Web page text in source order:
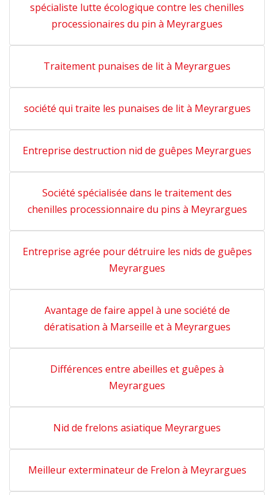
spécialiste lutte écologique contre les chenilles
processionaires du pin à Meyrargues
Traitement punaises de lit à Meyrargues
société qui traite les punaises de lit à Meyrargues
Entreprise destruction nid de guêpes Meyrargues
Société spécialisée dans le traitement des
chenilles processionnaire du pins à Meyrargues
Entreprise agrée pour détruire les nids de guêpes
Meyrargues
Avantage de faire appel à une société de
dératisation à Marseille et à Meyrargues
Différences entre abeilles et guêpes à
Meyrargues
Nid de frelons asiatique Meyrargues
Meilleur exterminateur de Frelon à Meyrargues